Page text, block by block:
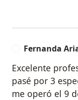
Fernanda
Excelente
pasé por 3
me operó el 9